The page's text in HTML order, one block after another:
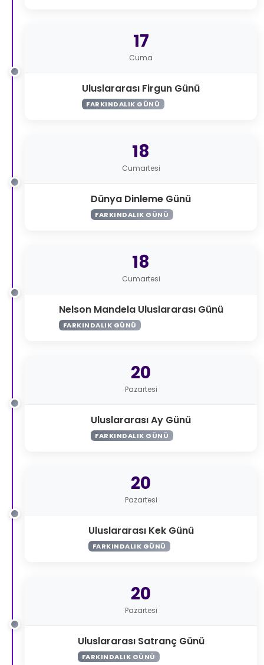
17
Cuma
Uluslararası Firgun Günü
FARKINDALIK GÜNÜ
18
Cumartesi
Dünya Dinleme Günü
FARKINDALIK GÜNÜ
18
Cumartesi
Nelson Mandela Uluslararası Günü
FARKINDALIK GÜNÜ
20
Pazartesi
Uluslararası Ay Günü
FARKINDALIK GÜNÜ
20
Pazartesi
Uluslararası Kek Günü
FARKINDALIK GÜNÜ
20
Pazartesi
Uluslararası Satranç Günü
FARKINDALIK GÜNÜ